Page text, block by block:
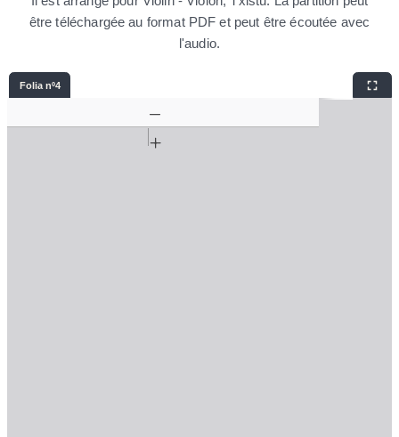
être téléchargée au format PDF et peut être écoutée avec
l'audio.
Folia nº4